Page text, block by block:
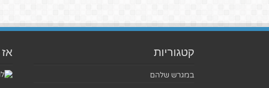
קטגוריות
במגרש שלהם
אז